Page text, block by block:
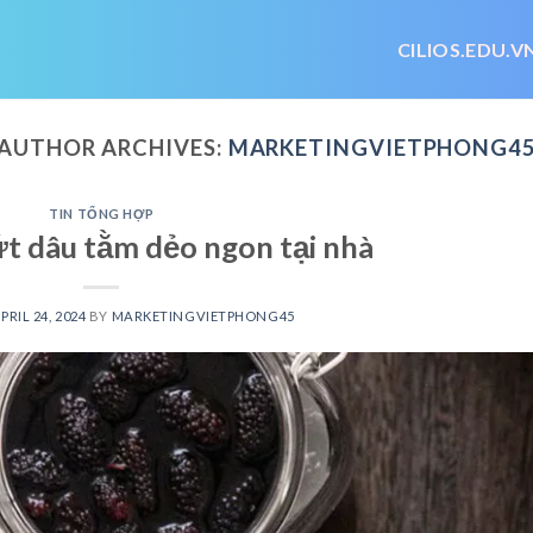
ARCHIVES:
TIN TỔNG HỢP
dâu tằm dẻo ngon tại nhà
24, 2024 BY MARKETINGVIETPHONG45